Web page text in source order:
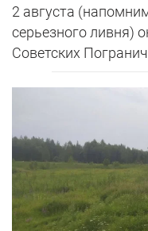
2 августа
серьезного ливня)
Советских